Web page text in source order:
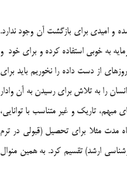
و اميدي براي بازگشت آن وجود ندارد.
به خوبي استفاده كرده و براي خود و
از دست داده را نخوريم بايد براي
را به تلاش براي رسيدن به آن وادار
تاريك و غير متناسب با توانايي،
مدت مثلا براي تحصيل (قبولي در ترم
ارشد) تقسيم كرد. به همين منوال